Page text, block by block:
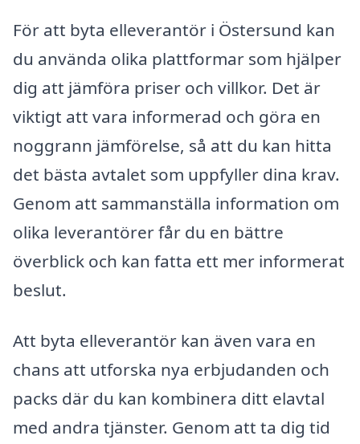
För att byta elleverantör i Östersund kan
du använda olika plattformar som hjälper
dig att jämföra priser och villkor. Det är
viktigt att vara informerad och göra en
noggrann jämförelse, så att du kan hitta
det bästa avtalet som uppfyller dina krav.
Genom att sammanställa information om
olika leverantörer får du en bättre
överblick och kan fatta ett mer informerat
beslut.
Att byta elleverantör kan även vara en
chans att utforska nya erbjudanden och
packs där du kan kombinera ditt elavtal
med andra tjänster. Genom att ta dig tid